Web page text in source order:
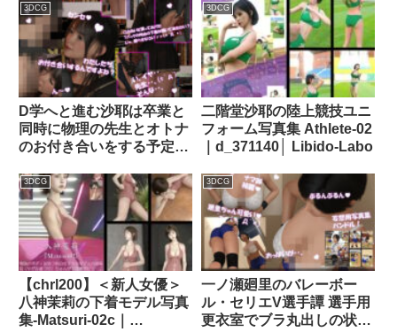
Labo
ぐり）」のグラドル撮影風
写真集:Model_01｜
d_425753│ Libido-Labo
3DCG
D学へと進む沙耶は卒業と
同時に物理の先生とオトナ
のお付き合いをする予定。
で念願の初体験ヽ（゜
▽、゜）ノ＃01｜
d_397157│ Libido-Labo
3DCG
二階堂沙耶の陸上競技ユニ
フォーム写真集 Athlete-02
｜d_371140│ Libido-Labo
3DCG
【chrl200】＜新人女優＞
八神茉莉の下着モデル写真
集-Matsuri-02c｜
3DCG
一ノ瀬廻里のバレーボー
ル・セリエV選手譚 選手用
更衣室でブラ丸出しの状態